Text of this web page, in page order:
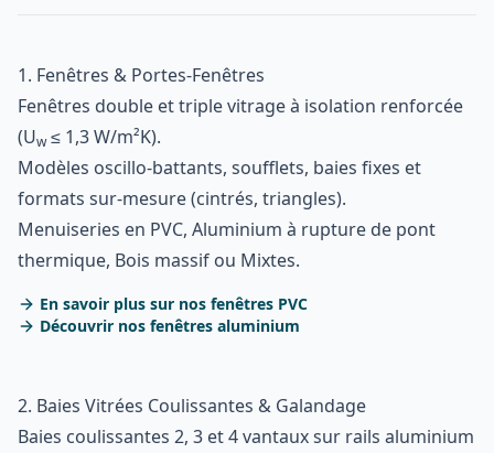
1. Fenêtres & Portes-Fenêtres
Fenêtres double et triple vitrage à isolation renforcée
(Uw≤ 1,3 W/m²K).
Modèles oscillo-battants, soufflets, baies fixes et
formats sur-mesure (cintrés, triangles).
Menuiseries en PVC, Aluminium à rupture de pont
thermique, Bois massif ou Mixtes.
En savoir plus sur nos fenêtres PVC
Découvrir nos fenêtres aluminium
2. Baies Vitrées Coulissantes & Galandage
Baies coulissantes 2, 3 et 4 vantaux sur rails aluminium